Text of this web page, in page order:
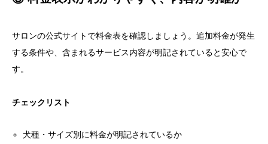
サロンの公式サイトで料金表を確認しましょう。追加料金が発生
する条件や、含まれるサービス内容が明記されていると安心で
す。
チェックリスト
犬種・サイズ別に料金が明記されているか